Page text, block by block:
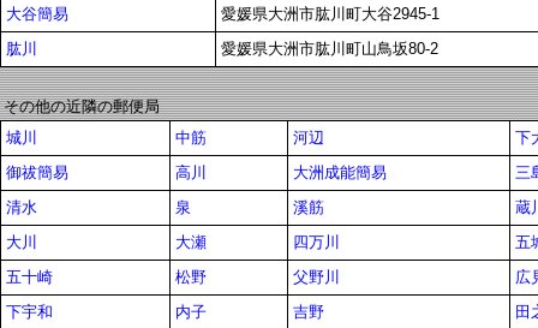
大谷簡易
愛媛県大洲市肱川町大谷2945-1
肱川
愛媛県大洲市肱川町山鳥坂80-2
その他の近隣の郵便局
城川
中筋 河辺
下
御祓簡易
高川 大洲成能簡易
三
清水
泉 溪筋
蔵
大川
大瀬 四万川
五
五十崎
松野 父野川
広
下宇和
内子 吉野
田